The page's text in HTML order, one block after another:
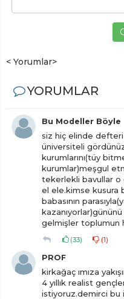
< Yorumlar>
YORUMLAR
Bu Modeller Böyle
siz hiç elinde
üniversiteli
kurumlarını(tüy
kurumlar)meşgul
tekerlekli bavullar o
el ele.kimse kusura
babasının
gelmişler toplumun
(33) (1)
PROF
kirkağaç ımıza
4 yıllık realist
istiyoruz.demirci bu